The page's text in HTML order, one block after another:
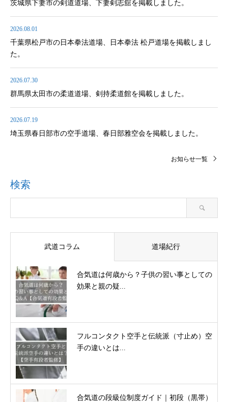
茨城県下妻市の剣道道場、下妻剣志舘を掲載しました。
2026.08.01
千葉県松戸市の日本拳法道場、日本拳法 松戸道場を掲載しまし
た。
2026.07.30
群馬県太田市の柔道道場、剣持柔道館を掲載しました。
2026.07.19
埼玉県春日部市の空手道場、春日部雅空会を掲載しました。
お知らせ一覧
検索
武道コラム 道場紀行
合気道は何歳から？子供の習い事としての
効果と親の疑...
フルコンタクト空手と伝統派（寸止め）空
手の違いとは...
合気道の段級位制度ガイド｜初段（黒帯）